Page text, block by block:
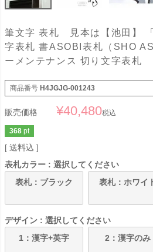
筆文字 表札 見本は【池田】
字表札 書ASOBI表札（SHO
ーメンテナンス 切り文字表札
商品番号 H4JGJG-001243
販売価格 ¥40,480税込
368 pt
送料込
表札カラー
選択してください
表札：ブラック
表札：ホワイ
デザイン
選択してください
1：漢字+英字
2：漢字のみ